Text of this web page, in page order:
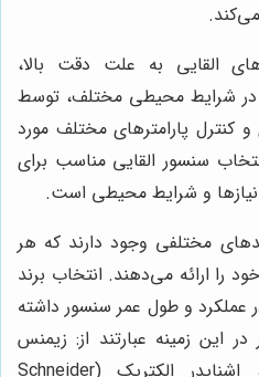
القایی به علت دقت بالا،
در شرایط محیطی مختلف، توسط
کنترل پارامترهای مختلف مورد
سنسور القایی مناسب برای
نیازها و شرایط محیطی است.
مختلفی وجود دارند که هر
را ارائه می‌دهند. انتخاب برند
عملکرد و طول عمر سنسور داشته
این زمینه عبارتند از: زیمنس
(Siemens)، امرن (Omron)، اشنایدر الکتریک (Schneider